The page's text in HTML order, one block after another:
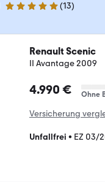
5 Sterne (13)
Renault Scenic
II Avantage 2009
4.990 € Ohne
Versicherung
Unfallfrei • EZ 03/